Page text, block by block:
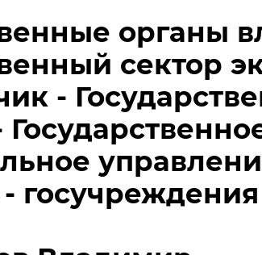
органы
сектор
-
- госучреждения